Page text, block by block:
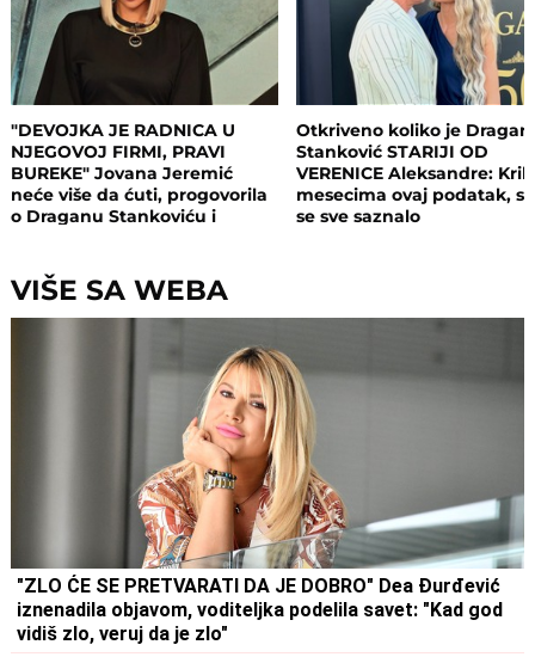
"DEVOJKA JE RADNICA U
NJEGOVOJ FIRMI, PRAVI
BUREKE" Jovana Jeremić
neće više da ćuti, progovorila
o Draganu Stankoviću i
Otkriveno koliko je Dragan
Stanković STARIJI OD
VERENICE Aleksandre: Krili
mesecima ovaj podatak,
se sve saznalo
VIŠE SA WEBA
"ZLO ĆE SE PRETVARATI DA JE DOBRO" Dea Đurđević
iznenadila objavom, voditeljka podelila savet: "Kad god
vidiš zlo, veruj da je zlo"